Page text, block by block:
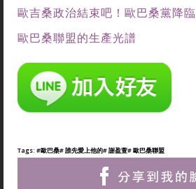
歐吉桑政治結束吧！歐巴桑黨降臨
歐巴桑聯盟的生產光譜
Tags: #歐巴桑# 誰先愛上他的# 謝盈萱# 歐巴桑聯盟